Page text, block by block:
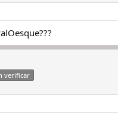
verificar